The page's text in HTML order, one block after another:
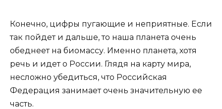
Конечно, цифры пугающие и неприятные. Если
так пойдет и дальше, то наша планета очень
обеднеет на биомассу. Именно планета, хотя
речь и идет о России. Глядя на карту мира,
несложно убедиться, что Российская
Федерация занимает очень значительную ее
часть.